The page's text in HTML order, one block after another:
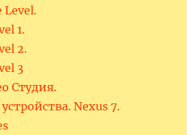
Level.
1.
2.
3
Студия.
Nexus 7.